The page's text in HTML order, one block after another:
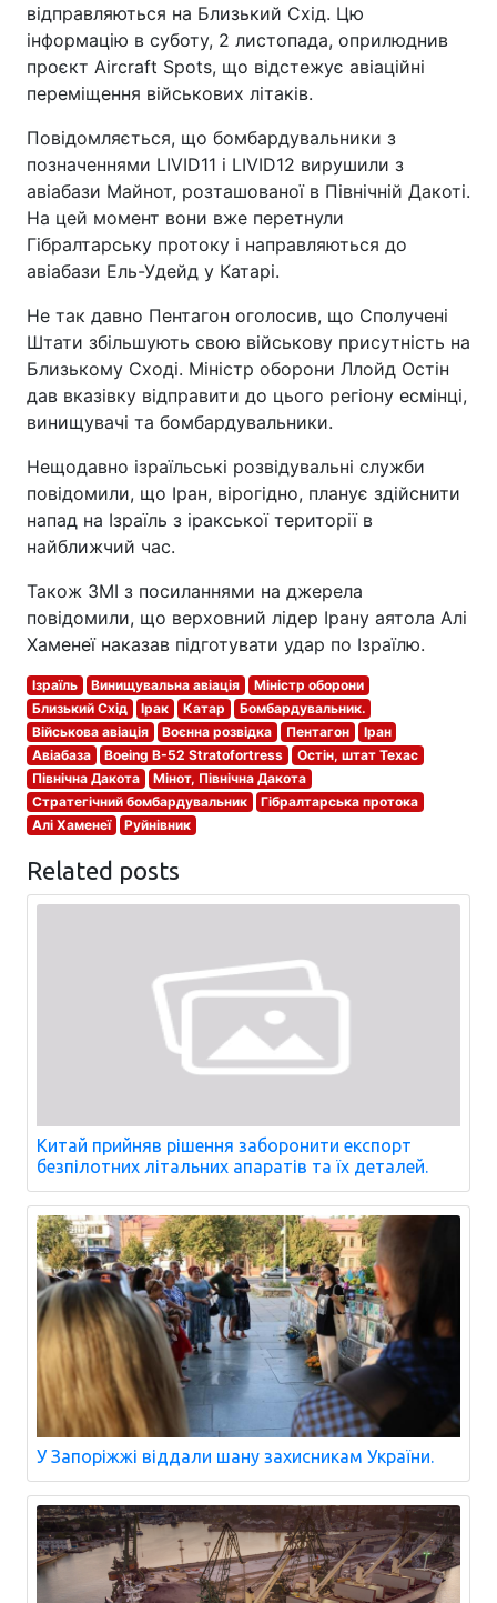
відправляються на Близький Схід. Цю
інформацію в суботу, 2 листопада, оприлюднив
проєкт Aircraft Spots, що відстежує авіаційні
переміщення військових літаків.
Повідомляється, що бомбардувальники з
позначеннями LIVID11 і LIVID12 вирушили з
авіабази Майнот, розташованої в Північній Дакоті.
На цей момент вони вже перетнули
Гібралтарську протоку і направляються до
авіабази Ель-Удейд у Катарі.
Не так давно Пентагон оголосив, що Сполучені
Штати збільшують свою військову присутність на
Близькому Сході. Міністр оборони Ллойд Остін
дав вказівку відправити до цього регіону есмінці,
винищувачі та бомбардувальники.
Нещодавно ізраїльські розвідувальні служби
повідомили, що Іран, вірогідно, планує здійснити
напад на Ізраїль з іракської території в
найближчий час.
Також ЗМІ з посиланнями на джерела
повідомили, що верховний лідер Ірану аятола Алі
Хаменеї наказав підготувати удар по Ізраїлю.
Ізраїль Винищувальна авіація
Міністр оборони
Близький Схід
Ірак Катар
Бомбардувальник.
Військова авіація
Воєнна розвідка Пентагон
Іран
Авіабаза
Boeing B-52 Stratofortress
Остін, штат Техас
Північна Дакота
Мінот, Північна Дакота
Стратегічний бомбардувальник
Гібралтарська протока
Алі Хаменеї
Руйнівник
Related posts
Китай прийняв рішення заборонити експорт
безпілотних літальних апаратів та їх деталей.
У Запоріжжі віддали шану захисникам України.